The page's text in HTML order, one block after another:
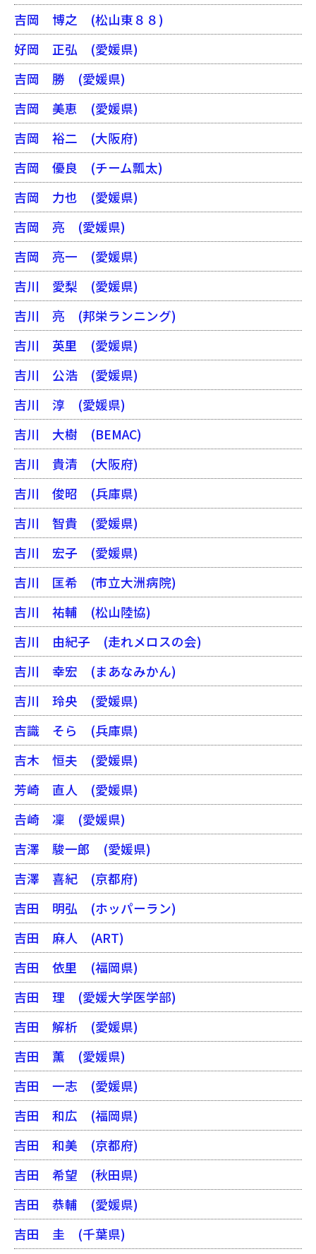
吉岡 博之 (松山東８８)
好岡 正弘 (愛媛県)
吉岡 勝 (愛媛県)
吉岡 美恵 (愛媛県)
吉岡 裕二 (大阪府)
吉岡 優良 (チーム瓢太)
吉岡 力也 (愛媛県)
吉岡 亮 (愛媛県)
吉岡 亮一 (愛媛県)
吉川 愛梨 (愛媛県)
吉川 亮 (邦栄ランニング)
吉川 英里 (愛媛県)
吉川 公浩(愛媛県)
吉川 淳 (愛媛県)
吉川 大樹 (BEMAC)
吉川 貴清 (大阪府)
吉川 俊昭 (兵庫県)
吉川 智貴 (愛媛県)
吉川 宏子 (愛媛県)
吉川 匡希 (市立大洲病院)
吉川 祐輔 (松山陸協)
吉川 由紀子 (走れメロスの会)
吉川 幸宏 (まあなみかん)
吉川 玲央 (愛媛県)
吉識 そら
(兵庫県)
吉木 恒夫 (愛媛県)
芳崎 直人(愛媛県)
𠮷崎 凜 (愛媛県)
吉澤 駿一郎 (愛媛県)
吉澤 喜紀(京都府)
吉田 明弘 (ホッパーラン)
吉田 麻人(ART)
吉田 依里 (福岡県)
吉田 理(愛媛大学医学部)
吉田 解析(愛媛県)
吉田 薫 (愛媛県)
吉田 一志 (愛媛県)
吉田 和広 (福岡県)
吉田 和美 (京都府)
吉田 希望 (秋田県)
吉田 恭輔 (愛媛県)
吉田 圭 (千葉県)